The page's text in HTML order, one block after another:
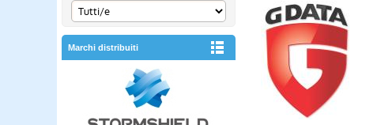
Marchi distribuiti